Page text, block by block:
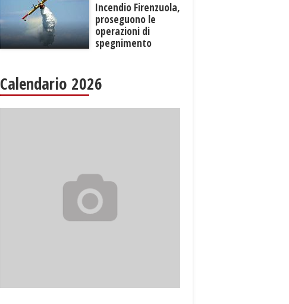
Incendio Firenzuola,
proseguono le
operazioni di
spegnimento
Calendario 2026